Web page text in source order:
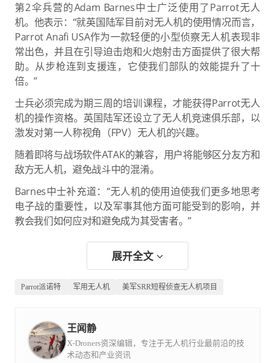
第2伞兵营的Adam Barnes中士广泛使用了Parrot无人
机。他表示：“就英国陆军目前对无人机的使用情况而言，
Parrot Anafi USA作为一款轻便的小型侦察无人机表现非
常出色，并且在引导迫击炮和火炮射击方面提供了很大帮
助。从步枪连到支援连，它使我们部队的效能提升了十
倍。”
士兵必须完成为期三周的培训课程，才能获得Parrot无人
机的操作资格。英国陆军还设立了无人机竞速俱乐部，以
激发对第一人称视角（FPV）无人机的兴趣。
随着即将与战场软件ATAK的兼容，用户将能够区分友方和
敌方无人机，避免战斗中的混淆。
Barnes中士补充道：“无人机的使用迫使我们更多地思考
电子战的重要性，以及军事其他方面可能受到的影响，并
教会我们如何应对和避免成为其受害者。”
展开全文
Parrot派诺特 军用无人机 美军SRR短程侦查无人机项目
王闻静
X-Droners资深编辑，专注于无人机行业最前沿的技
术动态和产业资讯